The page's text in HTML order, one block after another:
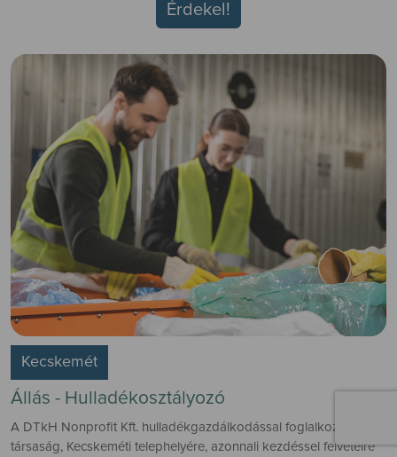
Érdekel!
Kecskemét
Állás - Hulladékosztályozó
A DTkH Nonprofit Kft. hulladékgazdálkodással foglalkozó
társaság, Kecskeméti telephelyére, azonnali kezdéssel felvételre